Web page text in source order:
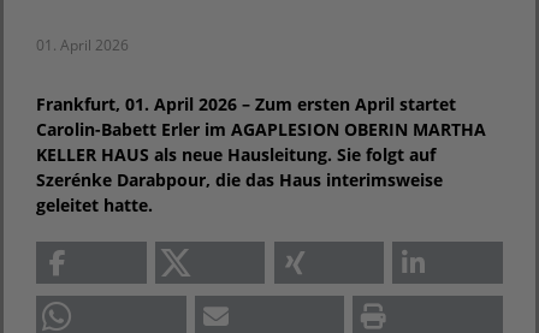
01. April 2026
Frankfurt, 01. April 2026 – Zum ersten April startet
Carolin-Babett Erler im AGAPLESION OBERIN MARTHA
KELLER HAUS als neue Hausleitung. Sie folgt auf
Szerénke Darabpour, die das Haus interimsweise
geleitet hatte.